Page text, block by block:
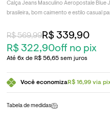
Calça Jeans Masculino Aeropostale Blue
brasileira, bom caimento e estilo casual
R$ 322,90off no pix
R$ 569,99R$ 339,90
6x R$ 56,65sem juros
Você economizaR$ 16,99 via
Tabela de medidas